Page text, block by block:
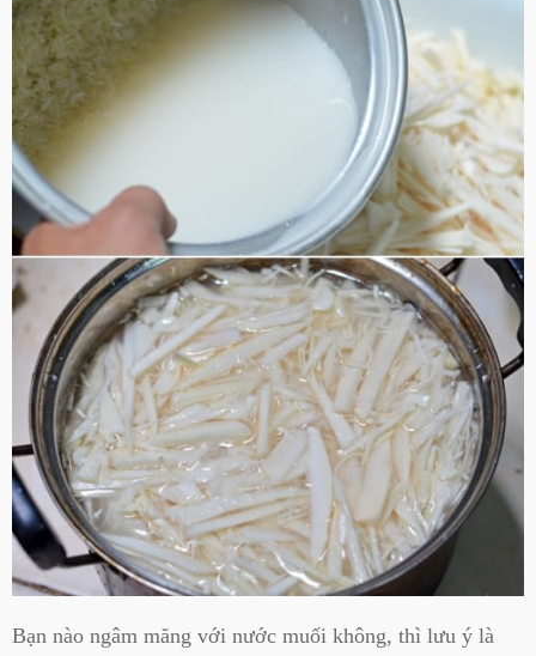
Bạn nào ngâm măng với nước muối không, thì lưu ý là